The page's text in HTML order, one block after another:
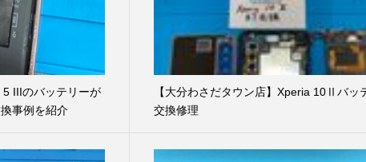
5 IIIのバッテリーが
事例を紹介
【大分わさだタウン店】Xperia 10Ⅱバッ
交換修理